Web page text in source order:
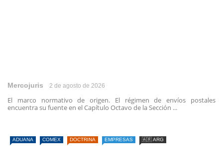
Mercojuris 2 de agosto de 2026
El marco normativo de origen. El régimen de envíos postales
encuentra su fuente en el Capítulo Octavo de la Sección ...
ADUANA COMEX DOCTRINA EMPRESAS 🇦🇷 ARG